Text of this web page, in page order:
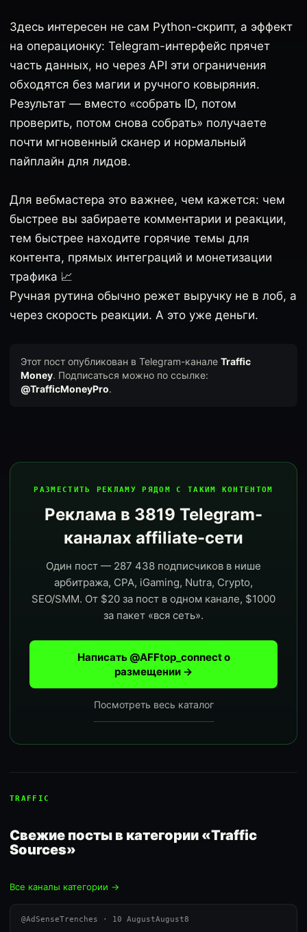
Здесь интересен не сам Python-скрипт, а эффект
на операционку: Telegram-интерфейс прячет
часть данных, но через API эти ограничения
обходятся без магии и ручного ковыряния.
Результат — вместо «собрать ID, потом
проверить, потом снова собрать» получаете
почти мгновенный сканер и нормальный
пайплайн для лидов.
Для вебмастера это важнее, чем кажется: чем
быстрее вы забираете комментарии и реакции,
тем быстрее находите горячие темы для
контента, прямых интеграций и монетизации
трафика 📈
Ручная рутина обычно режет выручку не в лоб, а
через скорость реакции. А это уже деньги.
Этот пост опубликован в Telegram-канале Traffic
Money. Подписаться можно по ссылке:
@TrafficMoneyPro.
РАЗМЕСТИТЬ РЕКЛАМУ РЯДОМ С ТАКИМ КОНТЕНТОМ
Реклама в 3819 Telegram-
каналах affiliate-сети
Один пост — 287 438 подписчиков в нише
арбитража, CPA, iGaming, Nutra, Crypto,
SEO/SMM. От $20 за пост в одном канале, $1000
за пакет «вся сеть».
Написать @AFFtop_connect о
размещении →
Посмотреть весь каталог
TRAFFIC
Свежие посты в категории «Traffic
Sources»
Все каналы категории →
@AdSenseTrenches · 10 AugustAugust8